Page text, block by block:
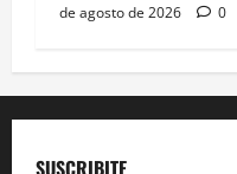
de agosto de 2026
0
SUSCRIBITE